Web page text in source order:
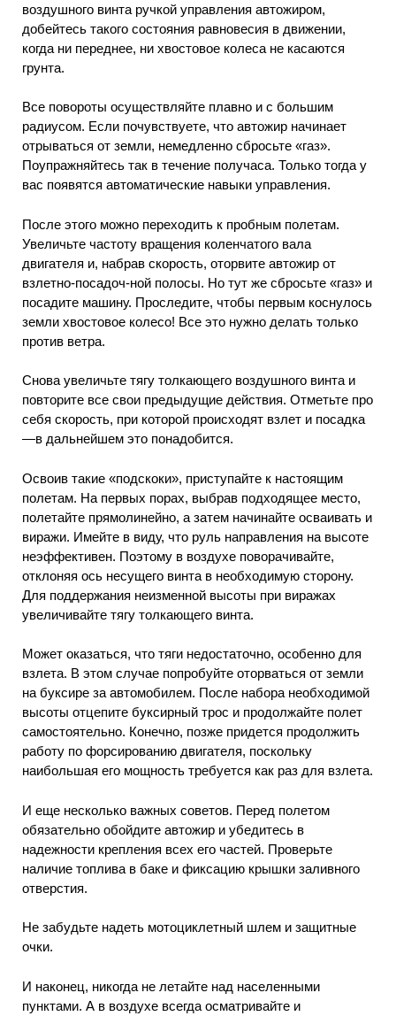
воздушного винта ручкой управления автожиром,
добейтесь такого состояния равновесия в движении,
когда ни переднее, ни хвостовое колеса не касаются
грунта.
Все повороты осуществляйте плавно и с большим
радиусом. Если почувствуете, что автожир начинает
отрываться от земли, немедленно сбросьте «газ».
Поупражняйтесь так в течение получаса. Только тогда у
вас появятся автоматические навыки управления.
После этого можно переходить к пробным полетам.
Увеличьте частоту вращения коленчатого вала
двигателя и, набрав скорость, оторвите автожир от
взлетно-посадоч-ной полосы. Но тут же сбросьте «газ» и
посадите машину. Проследите, чтобы первым коснулось
земли хвостовое колесо! Все это нужно делать только
против ветра.
Снова увеличьте тягу толкающего воздушного винта и
повторите все свои предыдущие действия. Отметьте про
себя скорость, при которой происходят взлет и посадка
—в дальнейшем это понадобится.
Освоив такие «подскоки», приступайте к настоящим
полетам. На первых порах, выбрав подходящее место,
полетайте прямолинейно, а затем начинайте осваивать и
виражи. Имейте в виду, что руль направления на высоте
неэффективен. Поэтому в воздухе поворачивайте,
отклоняя ось несущего винта в необходимую сторону.
Для поддержания неизменной высоты при виражах
увеличивайте тягу толкающего винта.
Может оказаться, что тяги недостаточно, особенно для
взлета. В этом случае попробуйте оторваться от земли
на буксире за автомобилем. После набора необходимой
высоты отцепите буксирный трос и продолжайте полет
самостоятельно. Конечно, позже придется продолжить
работу по форсированию двигателя, поскольку
наибольшая его мощность требуется как раз для взлета.
И еще несколько важных советов. Перед полетом
обязательно обойдите автожир и убедитесь в
надежности крепления всех его частей. Проверьте
наличие топлива в баке и фиксацию крышки заливного
отверстия.
Не забудьте надеть мотоциклетный шлем и защитные
очки.
И наконец, никогда не летайте над населенными
пунктами. А в воздухе всегда осматривайте и